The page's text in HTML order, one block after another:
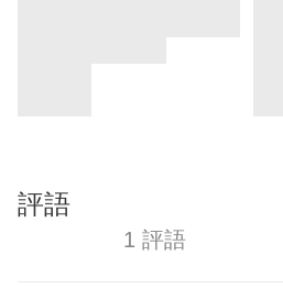
評語
1 評語